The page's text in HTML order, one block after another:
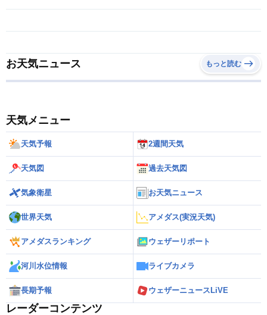
お天気ニュース もっと読む
天気メニュー
天気予報 2週間天気
天気図 過去天気図
気象衛星 お天気ニュース
世界天気 アメダス(実況天気)
アメダスランキング ウェザーリポート
河川水位情報 ライブカメラ
長期予報 ウェザーニュースLiVE
レーダーコンテンツ